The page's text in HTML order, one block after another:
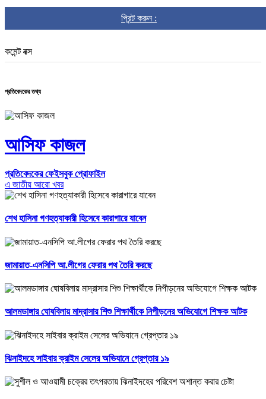
প্রিন্ট করুন :
কমেন্ট বক্স
প্রতিবেদকের তথ্য
আসিফ কাজল
প্রতিবেদকের ফেইসবুক প্রোফাইল
এ জাতীয় আরো খবর
শেখ হাসিনা গণহত্যাকারী হিসেবে কারাগারে যাবেন
জামায়াত-এনসিপি আ.লীগের ফেরার পথ তৈরি করছে
আলমডাঙ্গার ঘোষবিলায় মাদ্রাসার শিশু শিক্ষার্থীকে নিপীড়নের অভিযোগে শিক্ষক আটক
ঝিনাইদহে সাইবার ক্রাইম সেলের অভিযানে গ্রেপ্তার ১৯